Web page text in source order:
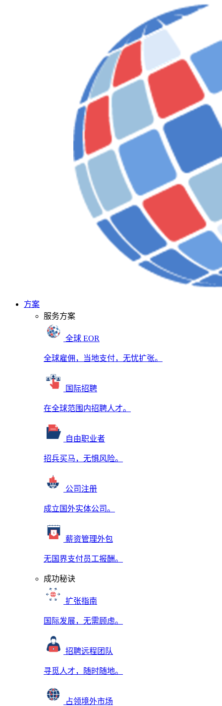
方案
服务方案
全球 EOR
全球雇佣，当地支付，无忧扩张。
国际招聘
在全球范围内招聘人才。
自由职业者
招兵买马，无惧风险。
公司注册
成立国外实体公司。
薪资管理外包
无国界支付员工报酬。
成功秘诀
扩张指南
国际发展，无需顾虑。
招聘远程团队
寻觅人才，随时随地。
占领境外市场